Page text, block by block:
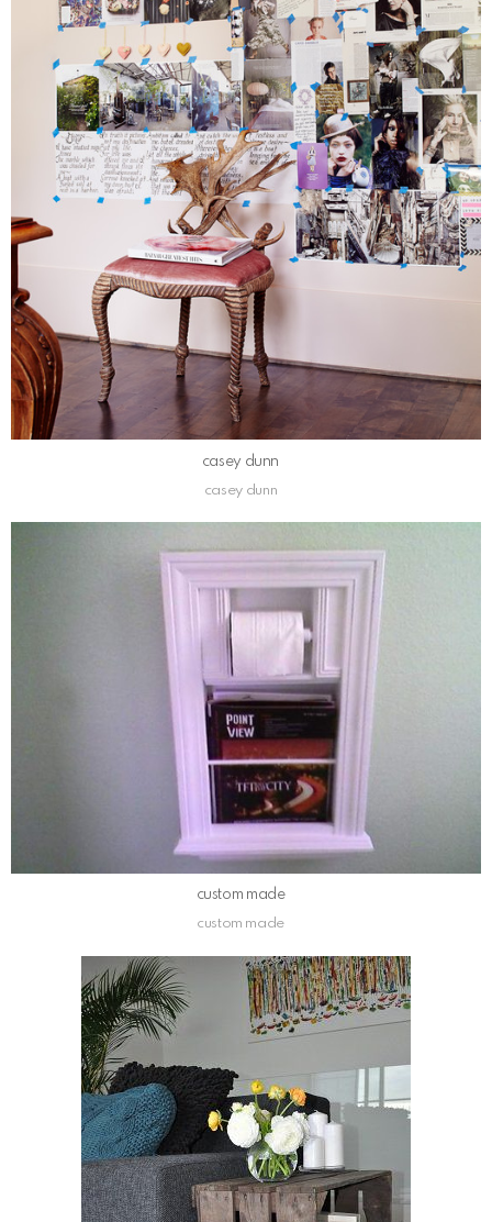
casey dunn
casey dunn
custom made
custom made